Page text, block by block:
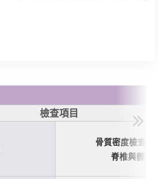
檢查項目
骨質密度檢查
脊椎與髖關